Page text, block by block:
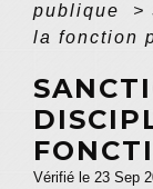
publique
>
la fonction
Vérifié le 23 Sep